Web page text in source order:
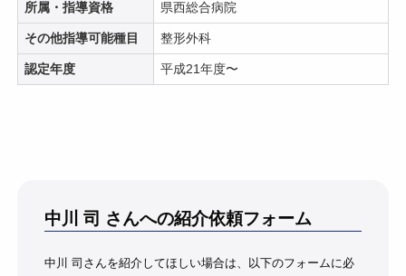
所属・指導資格 県西総合病院
その他指導可能種目 整形外科
認定年度 平成21年度〜
中川 司 さんへの紹介依頼フォーム
中川 司さんを紹介してほしい場合は、以下のフォームに必